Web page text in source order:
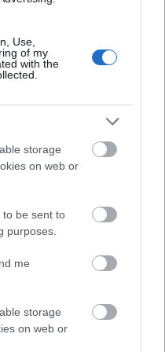
Use,
of my
with the
storage
on web or
to be sent to
purposes.
me
storage
on web or
átevezett a
paletta nyerő
noha aNémó
elmarad majd. A
nézőig sodorhatja az
Mike és Dave
Efron idei mérlege
eme jelentőségteljes
aRendes fickókis,
a vígjátékok
és
azért korrekt
mint 150.000